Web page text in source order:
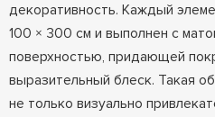
декоративность. Каждый
100 × 300 см и выполнен с
поверхностью, придающей
выразительный блеск. Такая
не только визуально